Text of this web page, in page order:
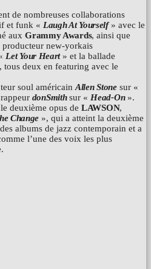
de nombreuses collaborations
et funk « Laugh At Yourself» avec le
auxGrammy Awards, ainsi que
new-yorkais
Let Your Heart» et la ballade
deux en featuring avec le
soul américain Allen Stonesur «
donSmithsur « Head-On».
deuxième opus de LAWSON,
Change », qui a atteint la deuxième
albums de jazz contemporain et a
l’une des voix les plus